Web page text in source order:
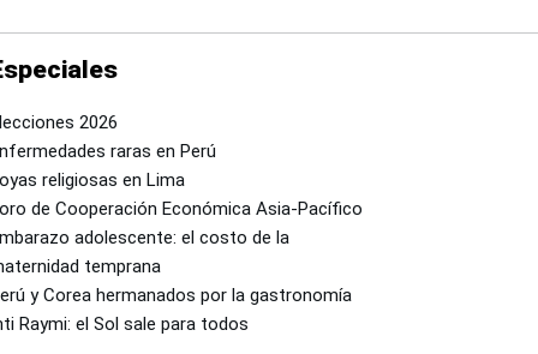
2026
raras en Perú
religiosas en Lima
de Cooperación Económica Asia-Pacífico
adolescente: el costo de la
temprana
y Corea hermanados por la gastronomía
Raymi: el Sol sale para todos